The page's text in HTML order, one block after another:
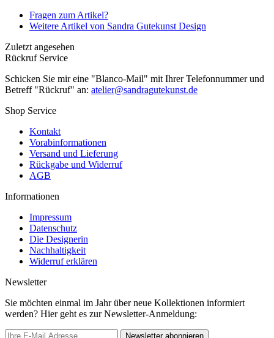
Fragen zum Artikel?
Weitere Artikel von Sandra Gutekunst Design
Zuletzt angesehen
Rückruf Service
Schicken Sie mir eine "Blanco-Mail" mit Ihrer Telefonnummer und
Betreff "Rückruf" an: atelier@sandragutekunst.de
Shop Service
Kontakt
Vorabinformationen
Versand und Lieferung
Rückgabe und Widerruf
AGB
Informationen
Impressum
Datenschutz
Die Designerin
Nachhaltigkeit
Widerruf erklären
Newsletter
Sie möchten einmal im Jahr über neue Kollektionen informiert
werden? Hier geht es zur Newsletter-Anmeldung:
Newsletter abonnieren